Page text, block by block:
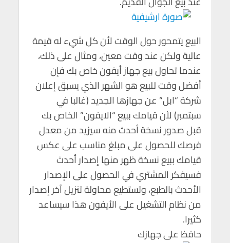
البيع يتمحور حول الوقت لأن كل شيء له قيمة
عالية ولكن عند وقت معين، ومثال على ذلك،
عندما تحاول بيع جهاز أيفون خاص بك فإن
أفضل وقت للبيع هو الشهر الذي يسبق إعلان
شركة “ابل” عن جهازها الجديد (غالبا في
سبتمبر) لأن قيامك ببيع “الايفون” الخاص بك
قبل صدور نسخة أحدث منه سيزيد من معدل
فرصك للحصول على مبلغ مناسب على عكس
قيامك ببيع نسخة ظهر منها إصدار أحدث
فسيفكر المشتري في الحصول على الإصدار
الأحدث بالطبع، وتستطيع محاولة تنزيل آخر إصدار
من نظام التشغيل على الأيفون هذا سيساعد
كثيرا.
حافظ على جهازك